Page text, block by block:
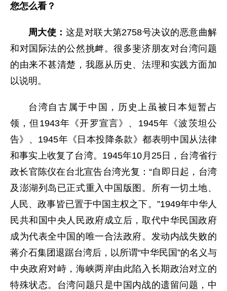
您怎么看？
周大使： 这是对联大第2758号决议的恶意曲解
和对国际法的公然挑衅。很多斐济朋友对台湾问题
的由来不甚清楚，我愿从历史、法理和实践方面加
以说明。
台湾自古属于中国，历史上虽被日本短暂占
领，但1943年《开罗宣言》、1945年《波茨坦公
告》、1945年《日本投降条款》都表明中国从法律
和事实上收复了台湾。1945年10月25日，台湾省行
政长官陈仪在台北宣告台湾光复：“自即日起，台湾
及澎湖列岛已正式重入中国版图。所有一切土地、
人民、政事皆已置于中国主权之下。”1949年中华人
民共和国中央人民政府成立后，取代中华民国政府
成为代表全中国的唯一合法政府。发动内战失败的
蒋介石集团退踞台湾后，以所谓“中华民国”的名义与
中央政府对峙，海峡两岸由此陷入长期政治对立的
特殊状态。台湾问题只是中国内战的遗留问题，中